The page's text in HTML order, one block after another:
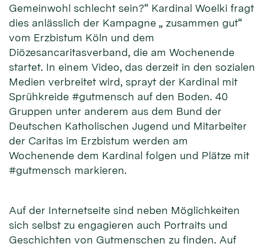
Gemeinwohl schlecht sein?“ Kardinal Woelki fragt
dies anlässlich der Kampagne „ zusammen gut“
vom Erzbistum Köln und dem
Diözesancaritasverband, die am Wochenende
startet. In einem Video, das derzeit in den sozialen
Medien verbreitet wird, sprayt der Kardinal mit
Sprühkreide #gutmensch auf den Boden. 40
Gruppen unter anderem aus dem Bund der
Deutschen Katholischen Jugend und Mitarbeiter
der Caritas im Erzbistum werden am
Wochenende dem Kardinal folgen und Plätze mit
#gutmensch markieren.
Auf der Internetseite sind neben Möglichkeiten
sich selbst zu engagieren auch Portraits und
Geschichten von Gutmenschen zu finden. Auf